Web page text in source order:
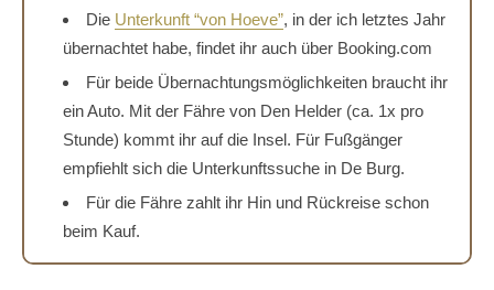
Die Unterkunft “von Hoeve”, in der ich letztes Jahr
übernachtet habe, findet ihr auch über Booking.com
Für beide Übernachtungsmöglichkeiten braucht ihr
ein Auto. Mit der Fähre von Den Helder (ca. 1x pro
Stunde) kommt ihr auf die Insel. Für Fußgänger
empfiehlt sich die Unterkunftssuche in De Burg.
Für die Fähre zahlt ihr Hin und Rückreise schon
beim Kauf.